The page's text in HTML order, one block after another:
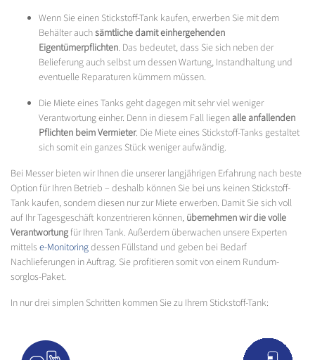
Wenn Sie einen Stickstoff-Tank kaufen, erwerben Sie mit dem
Behälter auchsämtliche damit einhergehenden
Eigentümerpflichten. Das bedeutet, dass Sie sich neben der
Belieferung auch selbst um dessen Wartung, Instandhaltung und
eventuelle Reparaturen kümmern müssen.
Die Miete eines Tanks geht dagegen mit sehr viel weniger
Verantwortung einher. Denn in diesem Fall liegen alle anfallenden
Pflichten beim Vermieter. Die Miete eines Stickstoff-Tanks gestaltet
sich somit ein ganzes Stück weniger aufwändig.
Bei Messer bieten wir Ihnen die unserer langjährigen Erfahrung nach beste
Option für Ihren Betrieb – deshalb können Sie bei uns keinen Stickstoff-
Tank kaufen, sondern diesen nur zur Miete erwerben. Damit Sie sich voll
auf Ihr Tagesgeschäft konzentrieren können, übernehmen wir die volle
Verantwortungfür Ihren Tank. Außerdem überwachen unsere Experten
mittels e-Monitoringdessen Füllstand und geben bei Bedarf
Nachlieferungen in Auftrag. Sie profitieren somit von einem Rundum-
sorglos-Paket.
In nur drei simplen Schritten kommen Sie zu Ihrem Stickstoff-Tank: